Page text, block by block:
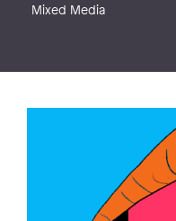
Mixed Media